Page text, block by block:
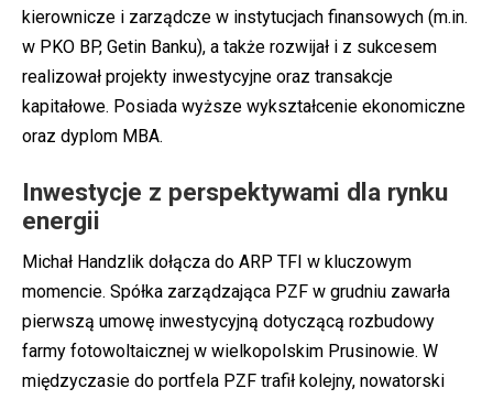
kierownicze i zarządcze w instytucjach finansowych (m.in.
w PKO BP, Getin Banku), a także rozwijał i z sukcesem
realizował projekty inwestycyjne oraz transakcje
kapitałowe. Posiada wyższe wykształcenie ekonomiczne
oraz dyplom MBA.
Inwestycje z perspektywami dla rynku
energii
Michał Handzlik dołącza do ARP TFI w kluczowym
momencie. Spółka zarządzająca PZF w grudniu zawarła
pierwszą umowę inwestycyjną dotyczącą rozbudowy
farmy fotowoltaicznej w wielkopolskim Prusinowie. W
międzyczasie do portfela PZF trafił kolejny, nowatorski